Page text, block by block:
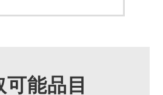
可能品目